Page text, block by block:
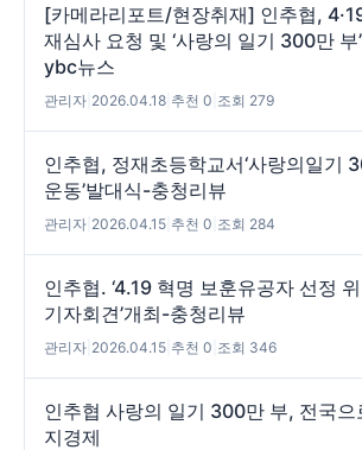
[카메라리포트/현장취재] 인추협,
재심사 요청 및 ‘사랑의 일기 300만
ybc뉴스
관리자 2026.04.18 추천 0 조회 279
인추협, 정재초등학교서‘사랑의일기
운동’발대식-충청리뷰
관리자 2026.04.15 추천 0 조회 284
인추협. ‘4.19 혁명 보훈유공자 선정
기자회견’개최-충청리뷰
관리자 2026.04.15 추천 0 조회 346
인추협 사랑의 일기 300만 부, 전국으
지경제